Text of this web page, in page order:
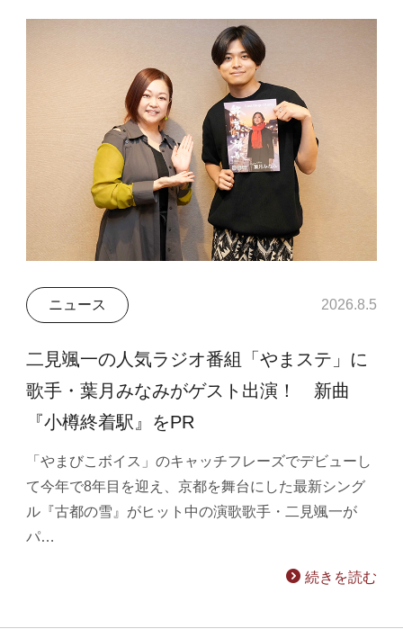
ニュース 2026.8.5
二見颯一の人気ラジオ番組「やまステ」に
歌手・葉月みなみがゲスト出演！ 新曲
『小樽終着駅』をPR
「やまびこボイス」のキャッチフレーズでデビューし
て今年で8年目を迎え、京都を舞台にした最新シング
ル『古都の雪』がヒット中の演歌歌手・二見颯一が
パ…
続きを読む